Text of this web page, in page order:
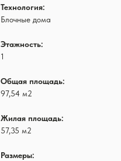
Технология:
Блочные дома
Этажность:
1
Общая площадь:
97,54 м2
Жилая площадь:
57,35 м2
Размеры: